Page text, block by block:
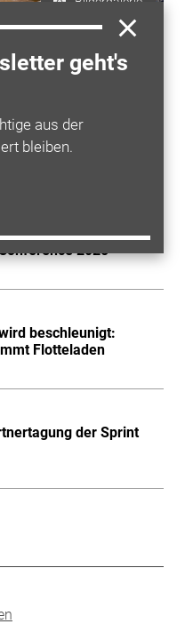
geht's
aus der
bleiben.
2025
beschleunigt:
Flotteladen
der Sprint